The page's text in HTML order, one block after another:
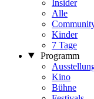
Insider
Alle
Kinder
7 Tage
Programm
Kino
Bühne